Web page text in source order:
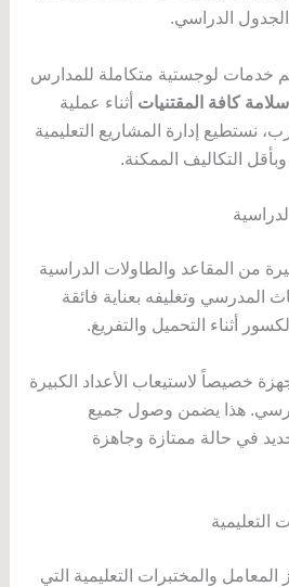
الدراسي.
لوجستية متكاملة للمدارس
سلامة كافة المقتنيات أثناء عملية
نستطيع إدارة المشاريع التعليمية
التكاليف الممكنة.
من المقاعد والطاولات الدراسية
المدرسي وتغليفه بعناية فائقة
أثناء التحميل والتفريغ.
خصيصاً لاستيعاب الأعداد الكبيرة
هذا يضمن وصول جميع
في حالة ممتازة وجاهزة
التعليمية
المعامل والمختبرات التعليمية التي